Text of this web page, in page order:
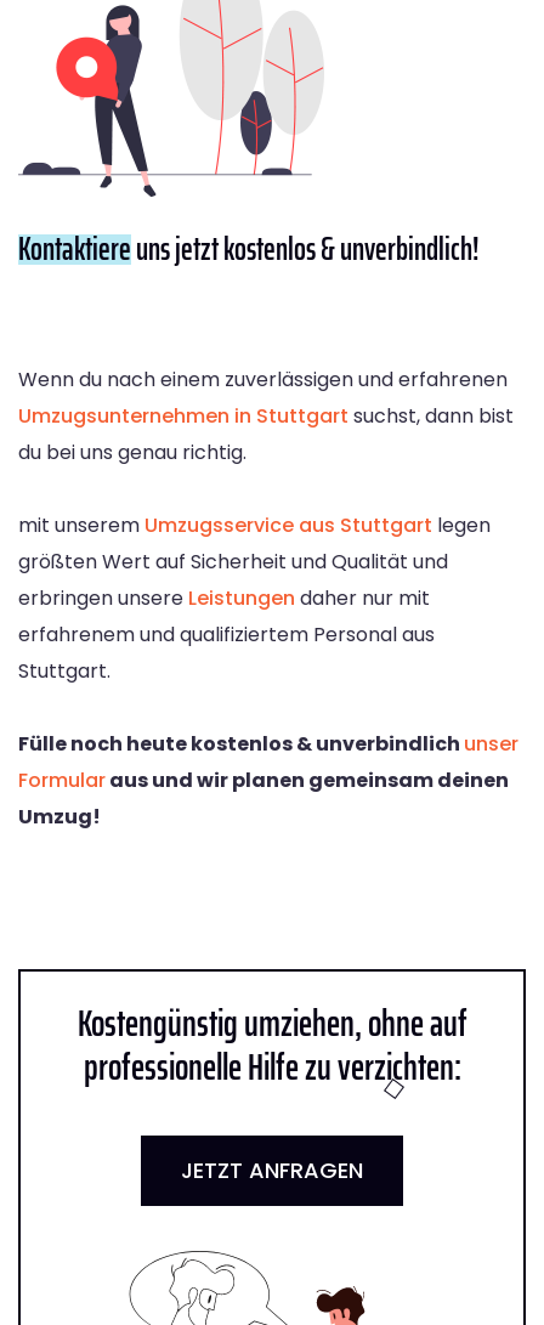
Kontaktiereuns jetzt kostenlos & unverbindlich!
Wenn du nach einem zuverlässigen und erfahrenen
Umzugsunternehmen in Stuttgart suchst, dann bist
du bei uns genau richtig.
mit unserem Umzugsservice aus Stuttgart legen
größten Wert auf Sicherheit und Qualität und
erbringen unsere Leistungen daher nur mit
erfahrenem und qualifiziertem Personal aus
Stuttgart.
Fülle noch heute kostenlos & unverbindlich unser
Formularaus und wir planen gemeinsam deinen
Umzug!
Kostengünstig umziehen, ohne auf
professionelle Hilfe zu verzichten:
JETZT ANFRAGEN